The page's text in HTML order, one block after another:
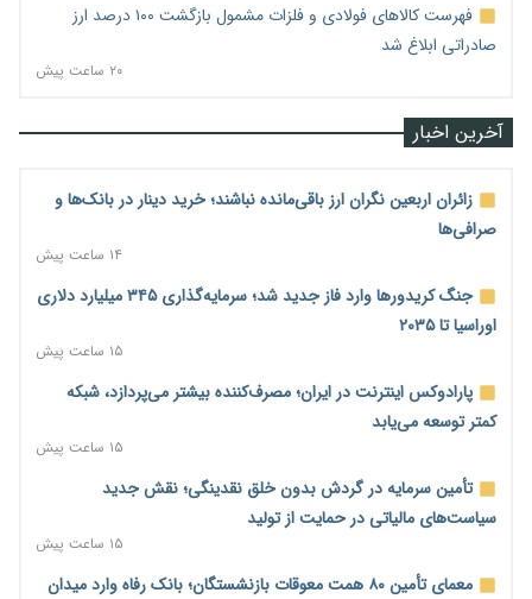
فهرست کالاهای فولادی و فلزات مشمول بازگشت ۱۰۰ درصد ارز
صادراتی ابلاغ شد
۲۰ ساعت پیش
آخرین اخبار
زائران اربعین نگران ارز باقی‌مانده نباشند؛ خرید دینار در بانک‌ها و
صرافی‌ها
۱۴ ساعت پیش
جنگ کریدورها وارد فاز جدید شد؛ سرمایه‌گذاری ۳۴۵ میلیارد دلاری
اوراسیا تا ۲۰۳۵
۱۵ ساعت پیش
پارادوکس اینترنت در ایران؛ مصرف‌کننده بیشتر می‌پردازد، شبکه
کمتر توسعه می‌یابد
۱۵ ساعت پیش
تأمین سرمایه در گردش بدون خلق نقدینگی؛ نقش جدید
سیاست‌های مالیاتی در حمایت از تولید
۱۵ ساعت پیش
معمای تأمین ۸۰ همت معوقات بازنشستگان؛ بانک رفاه وارد میدان